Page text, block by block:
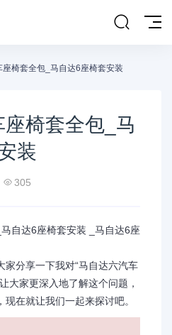
座椅套全包_马自达6座椅套安装
椅套全包_马
装
305
自达6座椅套安装 _马自达6座
分享一下我对“马自达六汽车
大家更深入地了解这个问题，
在就让我们一起来探讨吧。